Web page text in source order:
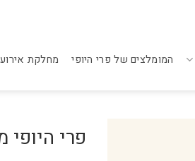
המומלצים של פרי היופי מחלקת
פרי היופי